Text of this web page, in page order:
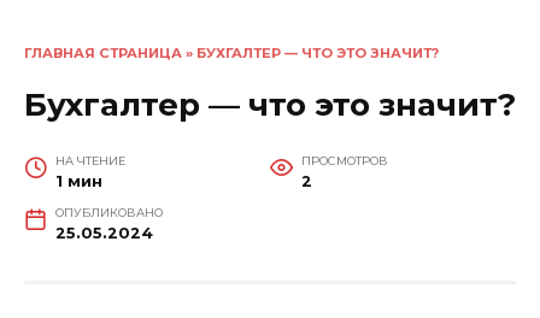
ГЛАВНАЯ СТРАНИЦА » БУХГАЛТЕР — ЧТО ЭТО ЗНАЧИТ?
Бухгалтер — что это значит?
НА ЧТЕНИЕ
1 мин
ПРОСМОТРОВ
2
ОПУБЛИКОВАНО
25.05.2024